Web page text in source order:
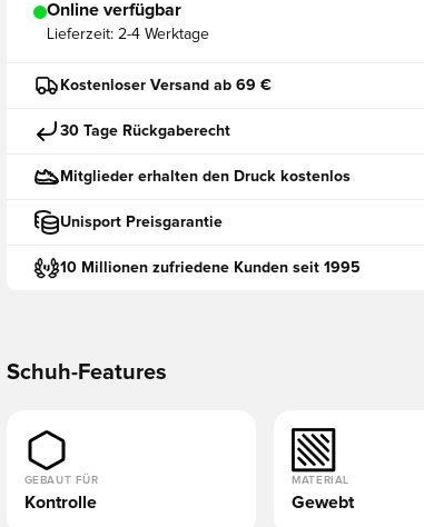
Online verfügbar
Lieferzeit: 2-4 Werktage
Kostenloser Versand ab 69 €
30 Tage Rückgaberecht
Mitglieder erhalten den Druck kostenlos
Unisport Preisgarantie
10 Millionen zufriedene Kunden seit 1995
Schuh-Features
GEBAUT FÜR
Kontrolle
MATERIAL
Gewebt